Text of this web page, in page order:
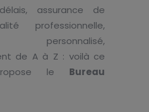
assurance de
professionnelle,
de A à Z : voilà ce
le Bureau